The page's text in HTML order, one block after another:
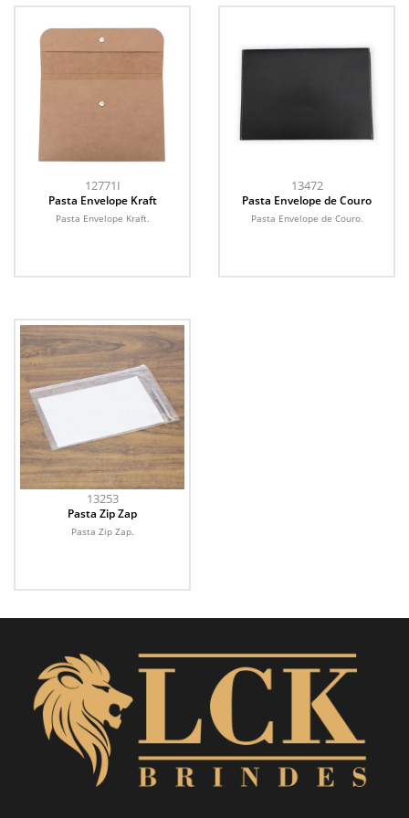
12771I
Pasta Envelope Kraft
Pasta Envelope Kraft.
13472
Pasta Envelope de Couro
Pasta Envelope de Couro.
13253
Pasta Zip Zap
Pasta Zip Zap.